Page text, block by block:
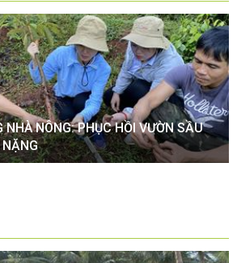
NHÀ NÔNG: PHỤC HỒI VƯỜN SẦU